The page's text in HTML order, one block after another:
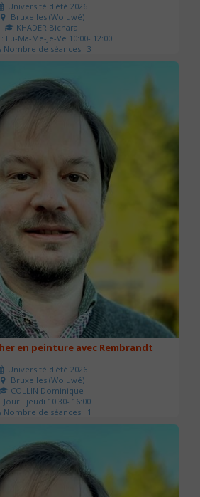
Université d'été 2026
Bruxelles (Woluwé)
KHADER Bichara
Lu-Ma-Me-Je-Ve 10:00- 12:00
Nombre de séances : 3
63 €
en peinture avec Rembrandt
Université d'été 2026
Bruxelles (Woluwé)
COLLIN Dominique
Jour : jeudi 10:30- 16:00
Nombre de séances : 1
40 €